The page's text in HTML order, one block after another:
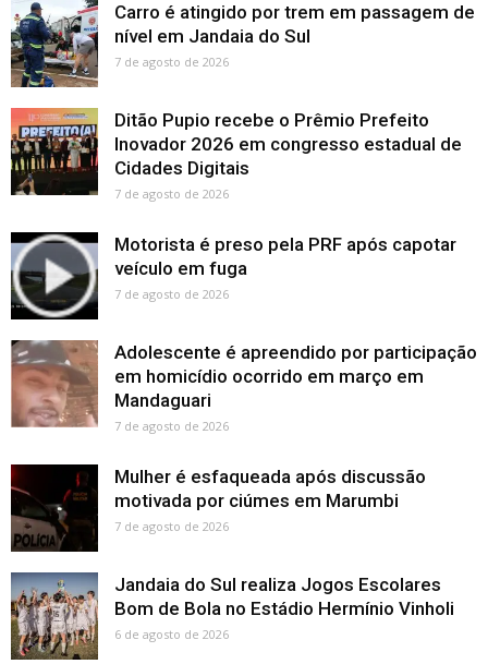
Carro é atingido por trem em passagem de
nível em Jandaia do Sul
7 de agosto de 2026
Ditão Pupio recebe o Prêmio Prefeito
Inovador 2026 em congresso estadual de
Cidades Digitais
7 de agosto de 2026
Motorista é preso pela PRF após capotar
veículo em fuga
7 de agosto de 2026
Adolescente é apreendido por participação
em homicídio ocorrido em março em
Mandaguari
7 de agosto de 2026
Mulher é esfaqueada após discussão
motivada por ciúmes em Marumbi
7 de agosto de 2026
Jandaia do Sul realiza Jogos Escolares
Bom de Bola no Estádio Hermínio Vinholi
6 de agosto de 2026